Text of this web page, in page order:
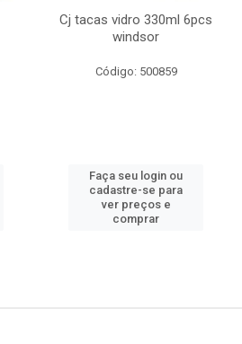
Cj tacas vidro 330ml 6pcs
windsor
Código: 500859
Faça seu login ou
cadastre-se para
ver preços e
comprar